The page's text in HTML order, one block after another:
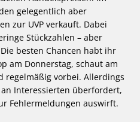
gelegentlich aber
zur UVP verkauft. Dabei
Stückzahlen – aber
besten Chancen habt ihr
am Donnerstag, schaut am
regelmäßig vorbei. Allerdings
Interessierten überfordert,
Fehlermeldungen auswirft.